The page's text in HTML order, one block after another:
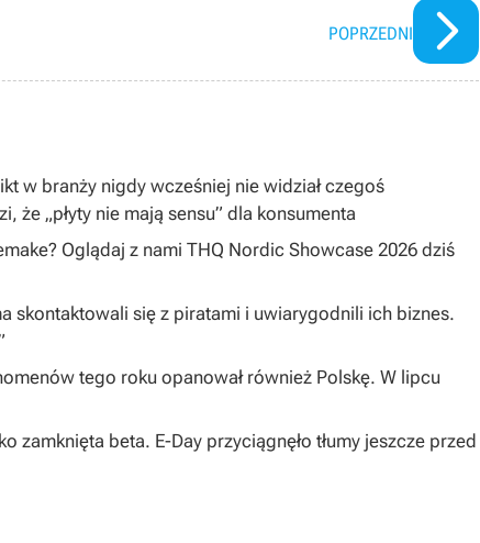
POPRZEDNI
w branży nigdy wcześniej nie widział czegoś
że „płyty nie mają sensu” dla konsumenta
Oglądaj z nami THQ Nordic Showcase 2026 dziś
skontaktowali się z piratami i uwiarygodnili ich biznes.
tego roku opanował również Polskę. W lipcu
zamknięta beta. E-Day przyciągnęło tłumy jeszcze przed